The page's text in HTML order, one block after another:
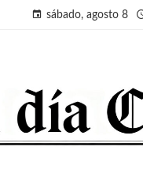
sábado, agosto 8